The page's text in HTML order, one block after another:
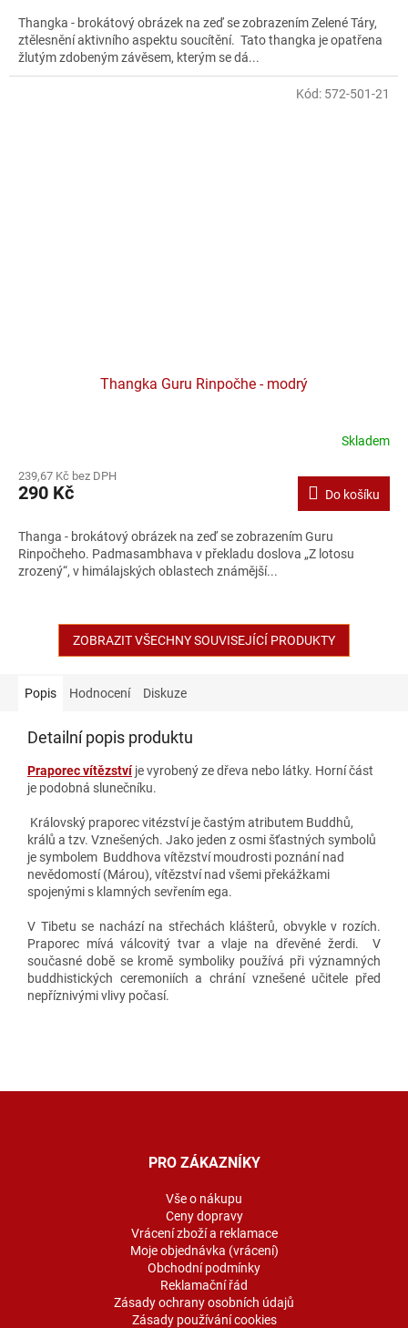
Thangka - brokátový obrázek na zeď se zobrazením Zelené Táry,
ztělesnění aktivního aspektu soucítění. Tato thangka je opatřena
žlutým zdobeným závěsem, kterým se dá...
Thangka Guru Rinpočhe - modrý
Skladem
239,67 Kč bez DPH
290 Kč Do košíku
Thanga - brokátový obrázek na zeď se zobrazením Guru
Rinpočheho. Padmasambhava v překladu doslova „Z lotosu
zrozený“, v himálajských oblastech známější...
Kód: 572-501-21
ZOBRAZIT VŠECHNY SOUVISEJÍCÍ PRODUKTY
Popis Hodnocení Diskuze
Detailní popis produktu
Praporec vítězstvíje vyrobený ze dřeva nebo látky. Horní část
je podobná slunečníku.
Královský praporec vitézství je častým atributem Buddhů,
králů a tzv. Vznešených. Jako jeden z osmi šťastných symbolů
je symbolem Buddhova vítězství moudrosti poznání nad
nevědomostí (Márou), vítězství nad všemi překážkami
spojenými s klamných sevřením ega.
V Tibetu se nachází na střechách klášterů, obvykle v rozích.
Praporec mívá válcovitý tvar a vlaje na dřevěné žerdi. V
současné době se kromě symboliky používá při významných
buddhistických ceremoniích a chrání vznešené učitele před
nepříznivými vlivy počasí.
PRO ZÁKAZNÍKY
Vše o nákupu
Ceny dopravy
Vrácení zboží a reklamace
Moje objednávka (vrácení)
Obchodní podmínky
Reklamační řád
Zásady ochrany osobních údajů
Zásady používání cookies